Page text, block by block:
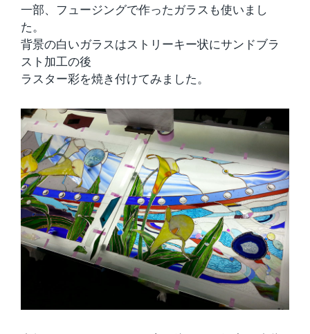
一部、フュージングで作ったガラスも使いまし
た。
背景の白いガラスはストリーキー状にサンドブラ
スト加工の後
ラスター彩を焼き付けてみました。